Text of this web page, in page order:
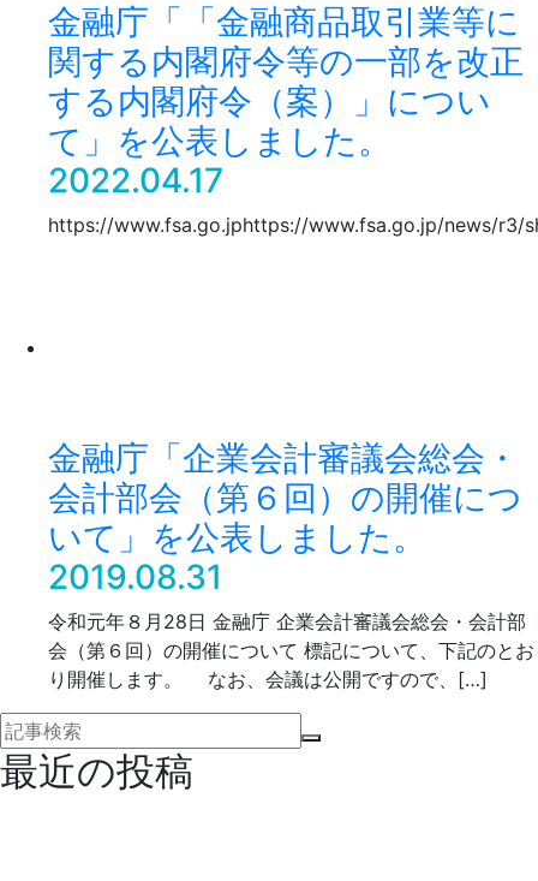
金融庁「「金融商品取引業等に
関する内閣府令等の一部を改正
する内閣府令（案）」につい
て」を公表しました。
2022.04.17
https://www.fsa.go.jphttps://www.fsa.go.jp/news/
金融庁「企業会計審議会総会・
会計部会（第６回）の開催につ
いて」を公表しました。
2019.08.31
令和元年８月28日 金融庁 企業会計審議会総会・会計部
会（第６回）の開催について 標記について、下記のとお
り開催します。 なお、会議は公開ですので、[…]
最近の投稿